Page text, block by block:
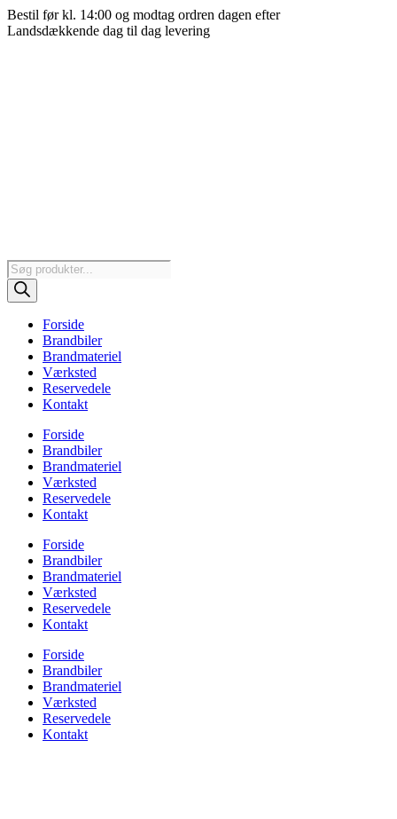
Videre
til
Bestil før kl. 14:00 og modtag ordren dagen efter
Landsdækkende dag til dag levering
Products
search
Forside
Brandbiler
Brandmateriel
Værksted
Reservedele
Kontakt
Forside
Brandbiler
Brandmateriel
Værksted
Reservedele
Kontakt
Forside
Brandbiler
Brandmateriel
Værksted
Reservedele
Kontakt
Forside
Brandbiler
Brandmateriel
Værksted
Reservedele
Kontakt